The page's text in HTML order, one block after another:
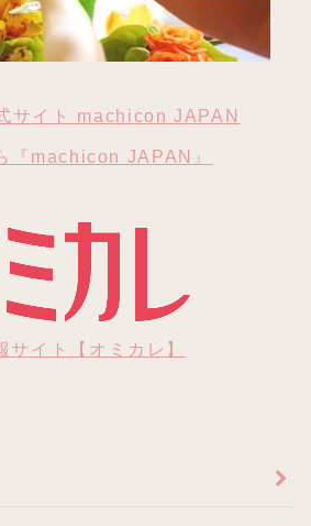
『machicon JAPAN』
イト【オミカレ】